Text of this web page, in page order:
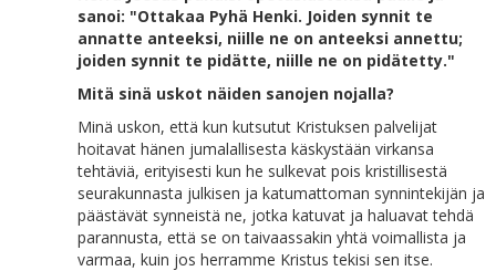
sanoi: "Ottakaa Pyhä Henki. Joiden synnit te
annatte anteeksi, niille ne on anteeksi annettu;
joiden synnit te pidätte, niille ne on pidätetty."
Mitä sinä uskot näiden sanojen nojalla?
Minä uskon, että kun kutsutut Kristuksen palvelijat
hoitavat hänen jumalallisesta käskystään virkansa
tehtäviä, erityisesti kun he sulkevat pois kristillisestä
seurakunnasta julkisen ja katumattoman synnintekijän ja
päästävät synneistä ne, jotka katuvat ja haluavat tehdä
parannusta, että se on taivaassakin yhtä voimallista ja
varmaa, kuin jos herramme Kristus tekisi sen itse.